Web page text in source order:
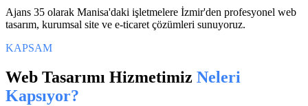
Ajans 35 olarak Manisa'daki işletmelere İzmir'den profesyonel web
tasarım, kurumsal site ve e-ticaret çözümleri sunuyoruz.
KAPSAM
Web Tasarımı Hizmetimiz Neleri
Kapsıyor?